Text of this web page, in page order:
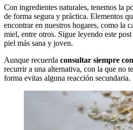
Con ingredientes naturales, tenemos la
de forma segura y práctica. Elementos
encontrar en nuestros hogares, como la
miel, entre otros. Sigue leyendo este
piel más sana y joven.
Aunque recuerda consultar siempre
recurrir a una alternativa, con la que no
forma evitas alguna reacción secundaria.